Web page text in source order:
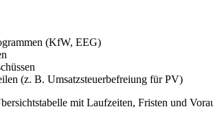
(KfW, EEG)
(z. B. Umsatzsteuerbefreiung für PV)
mit Laufzeiten, Fristen und